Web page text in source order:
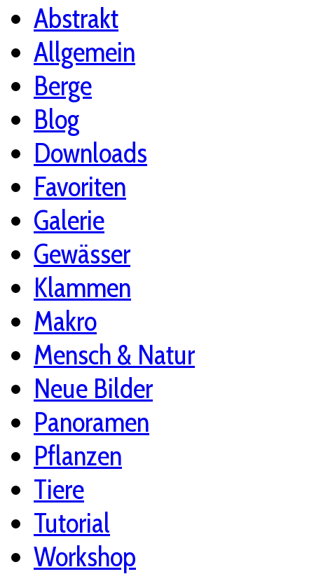
Abstrakt
Allgemein
Berge
Blog
Downloads
Favoriten
Galerie
Gewässer
Klammen
Makro
Mensch & Natur
Neue Bilder
Panoramen
Pflanzen
Tiere
Tutorial
Workshop